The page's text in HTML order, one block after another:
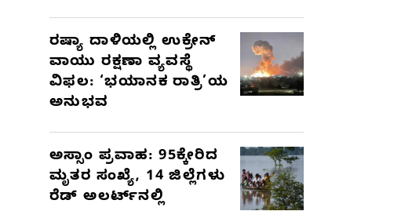
ರಷ್ಯಾ ದಾಳಿಯಲ್ಲಿ ಉಕ್ರೇನ್
ವಾಯು ರಕ್ಷಣಾ ವ್ಯವಸ್ಥೆ
ವಿಫಲ: ‘ಭಯಾನಕ ರಾತ್ರಿ’ಯ
ಅನುಭವ
ಅಸ್ಸಾಂ ಪ್ರವಾಹ: 95ಕ್ಕೇರಿದ
ಮೃತರ ಸಂಖ್ಯೆ, 14 ಜಿಲ್ಲೆಗಳು
ರೆಡ್ ಅಲರ್ಟ್‌ನಲ್ಲಿ